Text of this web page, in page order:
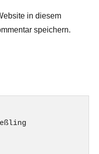
in diesem
speichern.